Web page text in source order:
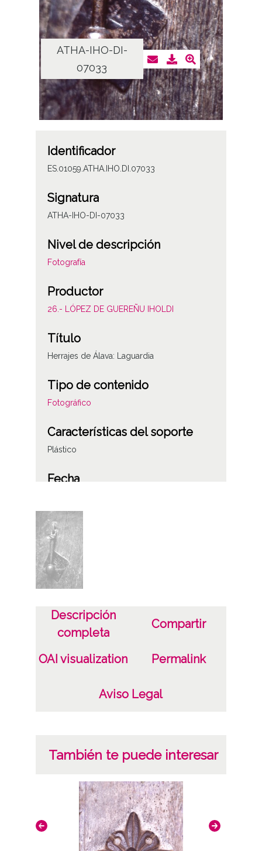
ATHA-IHO-DI-
07033
Identificador
ES.01059.ATHA.IHO.DI.07033
Signatura
ATHA-IHO-DI-07033
Nivel de descripción
Fotografía
Productor
26.- LÓPEZ DE GUEREÑU IHOLDI
Título
Herrajes de Álava: Laguardia
Tipo de contenido
Fotográfico
Características del soporte
Plástico
Fecha
Lugar
Laguardia / Guardia / Biasteri
Licencia de las imágenes
CC BY-NC-SA 4.0
Descripción
completa
Compartir
OAI visualization Permalink
Aviso Legal
También te puede interesar